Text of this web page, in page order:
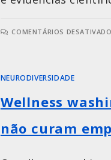
COMENTÁRIOS
NEURODIVERSIDADE
Wellness
não curam